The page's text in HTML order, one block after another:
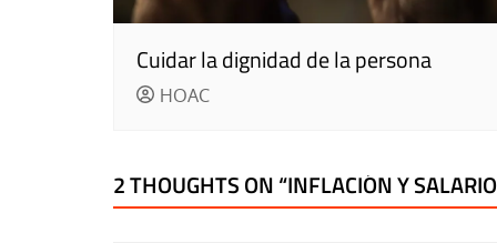
Cuidar la dignidad de la persona
HOAC
2 THOUGHTS ON “INFLACIÓN Y